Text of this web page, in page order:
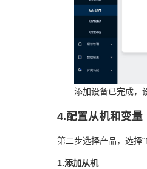
添加设备已完成，
4.配置从机和变量
第二步选择产品，选择
1.添加从机